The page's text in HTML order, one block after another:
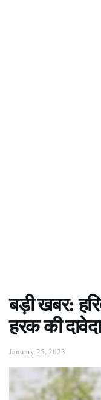
बड़ी खबर:
हरक की
January 25, 2023